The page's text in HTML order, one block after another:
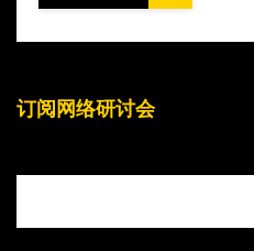
订阅网络研讨会